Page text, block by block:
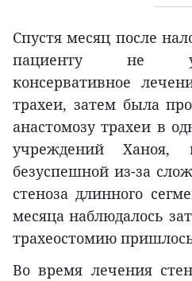
Спустя месяц после
пациенту не
консервативное
трахеи, затем была
анастомозу трахеи в
учреждений Ханоя,
безуспешной из-за
стеноза длинного
месяца наблюдалось
трахеостомию
Во время лечения